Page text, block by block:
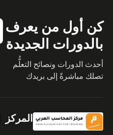
كن أول من يعرف
بالدورات الجديدة
أحدث الدورات ونصائح التعلُّم
تصلك مباشرةً إلى بريدك
المركز